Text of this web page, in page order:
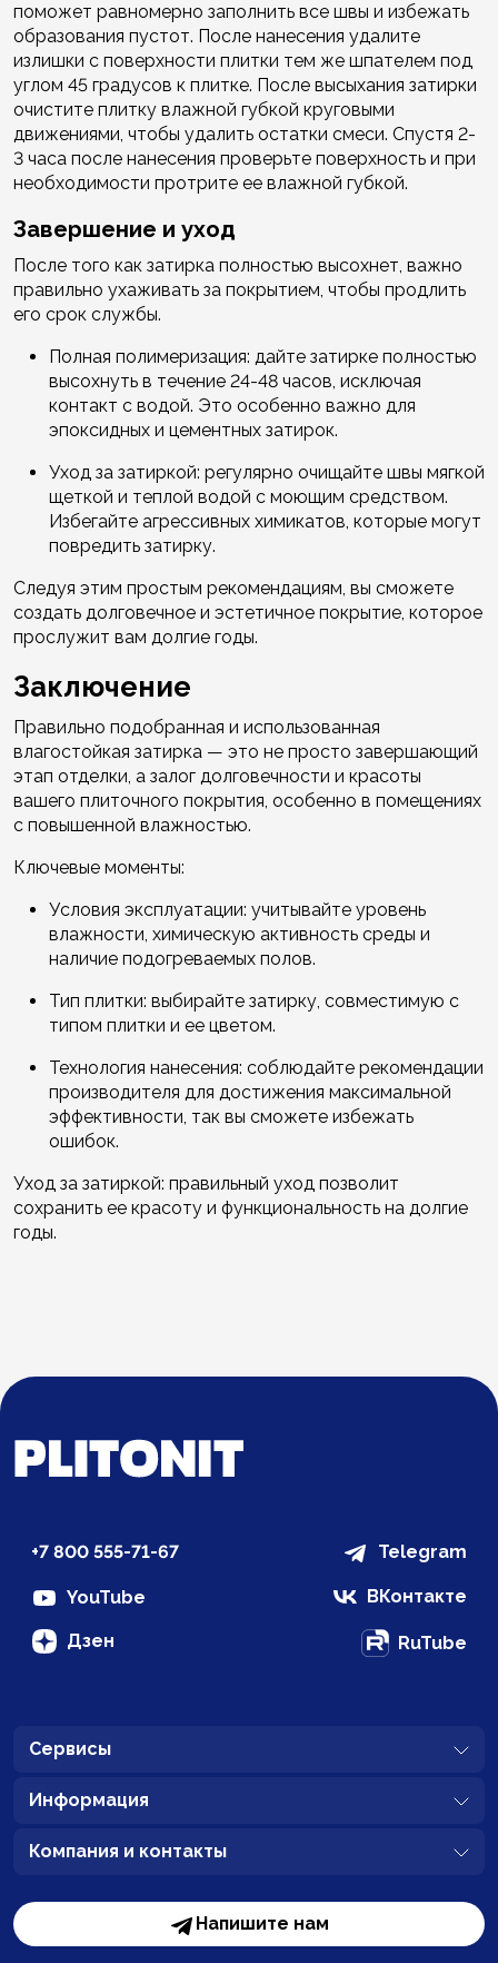
поможет равномерно заполнить все швы и избежать
образования пустот. После нанесения удалите
излишки с поверхности плитки тем же шпателем под
углом 45 градусов к плитке. После высыхания затирки
очистите плитку влажной губкой круговыми
движениями, чтобы удалить остатки смеси. Спустя 2-
3 часа после нанесения проверьте поверхность и при
необходимости протрите ее влажной губкой.
Завершение и уход
После того как затирка полностью высохнет, важно
правильно ухаживать за покрытием, чтобы продлить
его срок службы.
Полная полимеризация: дайте затирке полностью
высохнуть в течение 24-48 часов, исключая
контакт с водой. Это особенно важно для
эпоксидных и цементных затирок.
Уход за затиркой: регулярно очищайте швы мягкой
щеткой и теплой водой с моющим средством.
Избегайте агрессивных химикатов, которые могут
повредить затирку.
Следуя этим простым рекомендациям, вы сможете
создать долговечное и эстетичное покрытие, которое
прослужит вам долгие годы.
Заключение
Правильно подобранная и использованная
влагостойкая затирка — это не просто завершающий
этап отделки, а залог долговечности и красоты
вашего плиточного покрытия, особенно в помещениях
с повышенной влажностью.
Ключевые моменты:
Условия эксплуатации: учитывайте уровень
влажности, химическую активность среды и
наличие подогреваемых полов.
Тип плитки: выбирайте затирку, совместимую с
типом плитки и ее цветом.
Технология нанесения: соблюдайте рекомендации
производителя для достижения максимальной
эффективности, так вы сможете избежать
ошибок.
Уход за затиркой: правильный уход позволит
сохранить ее красоту и функциональность на долгие
годы.
+7 800 555-71-67 Telegram
YouTube ВКонтакте
Дзен RuTube
Сервисы
Информация
Компания и контакты
Напишите нам